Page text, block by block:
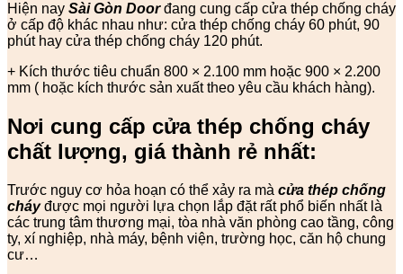
Hiện nay Sài Gòn Doorđang cung cấp cửa thép chống cháy
ở cấp độ khác nhau như: cửa thép chống cháy 60 phút, 90
phút hay cửa thép chống cháy 120 phút.
+ Kích thước tiêu chuẩn 800 × 2.100 mm hoặc 900 × 2.200
mm ( hoặc kích thước sản xuất theo yêu cầu khách hàng).
Nơi cung cấp cửa thép chống cháy
chất lượng, giá thành rẻ nhất:
Trước nguy cơ hỏa hoạn có thể xảy ra mà cửa thép chống
cháy được mọi người lựa chọn lắp đặt rất phổ biến nhất là
các trung tâm thương mại, tòa nhà văn phòng cao tầng, công
ty, xí nghiệp, nhà máy, bệnh viện, trường học, căn hộ chung
cư…